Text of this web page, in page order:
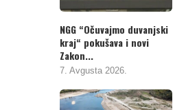
NGG “Očuvajmo duvanjski
kraj“ pokušava i novi
Zakon...
7. Avgusta 2026.